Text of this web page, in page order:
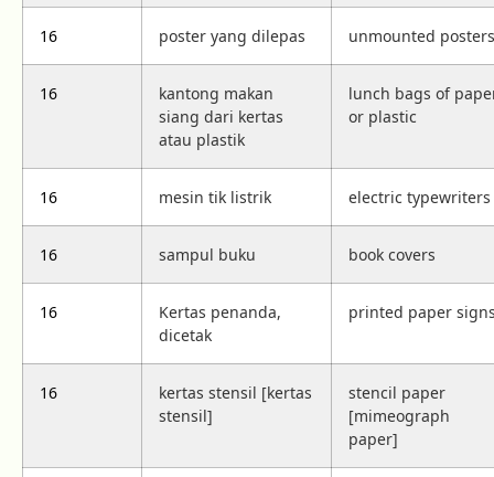
16 poster yang dilepas unmounted posters
16
kantong makan
siang dari kertas
atau plastik
lunch bags of
or plastic
16 mesin tik listrik electric typewriters
16 sampul buku book covers
16
Kertas penanda,
dicetak
printed paper
16
kertas stensil [kertas
stensil]
stencil paper
[mimeograph
paper]